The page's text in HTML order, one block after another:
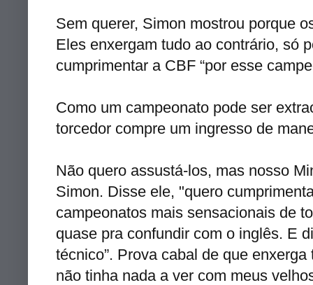
Sem querer, Simon mostrou porque
Eles enxergam tudo ao contrário, só
cumprimentar a CBF “por esse
Como um campeonato pode ser
torcedor compre um ingresso de
Não quero assustá-los, mas nosso
Simon. Disse ele, "quero
campeonatos mais sensacionais de
quase pra confundir com o inglês. E
técnico”. Prova cabal de que
não tinha nada a ver com meus